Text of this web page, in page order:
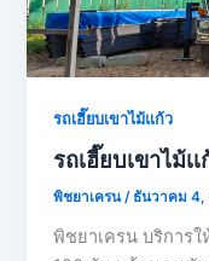
รถเฮี๊ยบเขาไม้แก้ว
รถเฮี๊ยบเขาไม้
พิชยาเครน/ ธันวาคม 4,
พิชยาเครน บริการใ